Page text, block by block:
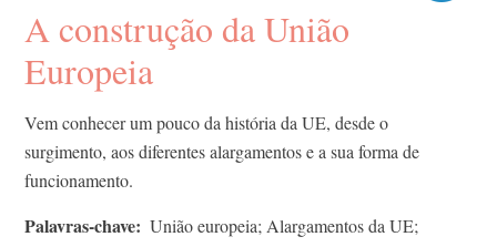
A construção da União
Europeia
Vem conhecer um pouco da história da UE, desde o
surgimento, aos diferentes alargamentos e a sua forma de
funcionamento.
Palavras-chave União europeia; Alargamentos da UE;